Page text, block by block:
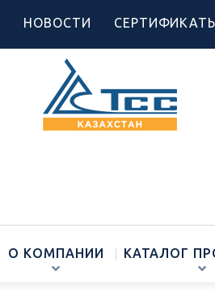
НОВОСТИ
О КОМПАНИИ КАТАЛОГ